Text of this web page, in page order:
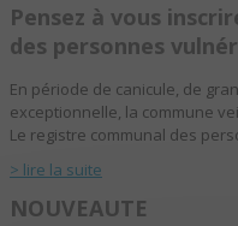
Pensez à vous
des personnes
En période de canicule, de
exceptionnelle, la commune
Le registre communal des
> lire la suite
NOUVEAUTE